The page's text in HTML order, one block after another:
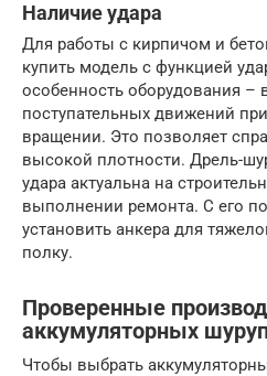
Наличие удара
Для работы с кирпичом и
купить модель с функцией
особенность оборудования –
поступательных движений
вращении. Это позволяет
высокой плотности. Дрель-
удара актуальна на
выполнении ремонта. С его
установить анкера для
полку.
Проверенные
аккумуляторных
Чтобы выбрать